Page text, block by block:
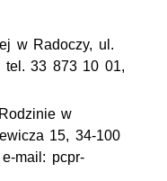
w Radoczy, ul.
tel. 33 873 10 01,
w
15, 34-100
mail: pcpr-